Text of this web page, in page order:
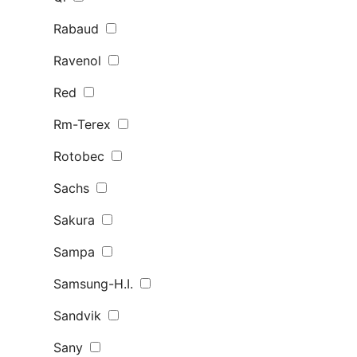
Rabaud
Ravenol
Red
Rm-Terex
Rotobec
Sachs
Sakura
Sampa
Samsung-H.I.
Sandvik
Sany